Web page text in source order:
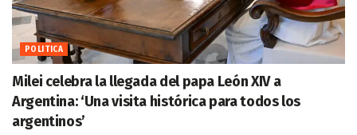
POLITICA
Milei celebra la llegada del papa León XIV a
Argentina: ‘Una visita histórica para todos los
argentinos’